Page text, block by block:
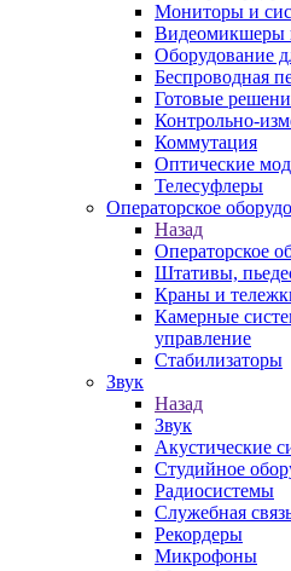
Мониторы и
Видеомикшеры
Оборудование
Беспроводная
Готовые
Контрольно-
Коммутация
Оптические
Телесуфлеры
Операторское
Назад
Операторское
Штативы,
Краны и
Камерные
управление
Стабилизаторы
Звук
Назад
Звук
Акустические
Студийное
Радиосистемы
Служебная
Рекордеры
Микрофоны